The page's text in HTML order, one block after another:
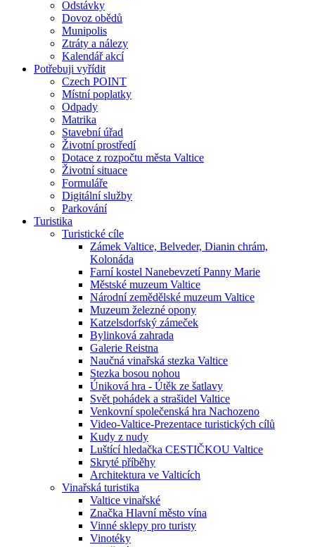
Odstávky
Dovoz obědů
Munipolis
Ztráty a nálezy
Kalendář akcí
Potřebuji vyřídit
Czech POINT
Místní poplatky
Odpady
Matrika
Stavební úřad
Životní prostředí
Dotace z rozpočtu města Valtice
Životní situace
Formuláře
Digitální služby
Parkování
Turistika
Turistické cíle
Zámek Valtice, Belveder, Dianin chrám,
Kolonáda
Farní kostel Nanebevzetí Panny Marie
Městské muzeum Valtice
Národní zemědělské muzeum Valtice
Muzeum železné opony
Katzelsdorfský zámeček
Bylinková zahrada
Galerie Reistna
Naučná vinařská stezka Valtice
Stezka bosou nohou
Úniková hra - Útěk ze šatlavy
Svět pohádek a strašidel Valtice
Venkovní společenská hra Nachozeno
Video-Valtice-Prezentace turistických cílů
Kudy z nudy
Luštící hledačka CESTIČKOU Valtice
Skryté příběhy
Architektura ve Valticích
Vinařská turistika
Valtice vinařské
Značka Hlavní město vína
Vinné sklepy pro turisty
Vinotéky